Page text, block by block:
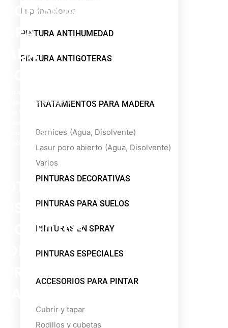
Imprimaciones
PINTURA ANTIHUMEDAD
PINTURA ANTIGOTERAS
TRATAMIENTOS PARA MADERA
Barnices (Agua, Disolvente)
Lasur poro abierto (Agua, Disolvente)
Varios
PINTURAS DECORATIVAS
PINTURAS PARA SUELOS
PINTURAS EN SPRAY
PINTURAS ESPECIALES
ACCESORIOS PARA PINTAR
Cubrir y tapar
Rodillos y cubetas
para proteger y
acabados